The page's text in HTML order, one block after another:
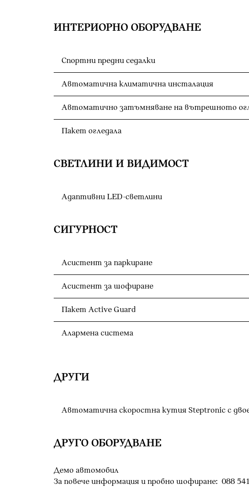
ИНТЕРИОРНО ОБОРУДВАНЕ
Спортни предни седалки
Автоматична климатична инсталация
Автоматично
Пакет огледала
СВЕТЛИНИ И ВИДИМОСТ
Адаптивни LED-светлини
СИГУРНОСТ
Асистент за паркиране
Асистент за шофиране
Пакет Active Guard
Алармена система
ДРУГИ
Автоматична скоростна кутия Steptronic c
ДРУГО ОБОРУДВАНЕ
Демо автомобил
За повече информация и пробно шофиране: 088